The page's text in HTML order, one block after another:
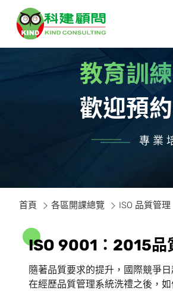
教育訓
歡迎預
專業
首頁 各區開課總覽 ISO 品質管理
ISO 9001 ： 2015品
隨著品質要求的提升，國際競爭
在經歷品質管理系統洗禮之後，